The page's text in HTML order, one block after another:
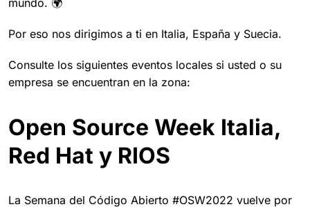
Por eso nos dirigimos a ti en Italia, España y Suecia.
Consulte los siguientes eventos locales si usted o su
empresa se encuentran en la zona:
Open Source Week Italia,
Red Hat y RIOS
La Semana del Código Abierto #OSW2022 vuelve por